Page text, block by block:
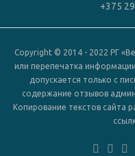
+375
Copyright © 2014 - 2022 РГ
или перепечатка
допускается только с
содержание отзывов
Копирование текстов сайта